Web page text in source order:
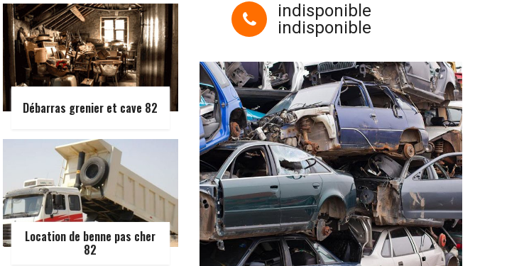
Débarras grenier et cave 82
Location de benne pas cher
82
indisponible
indisponible